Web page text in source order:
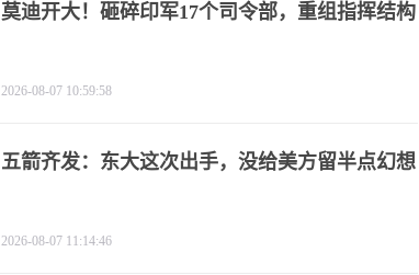
莫迪开大！砸碎印军17个司令部，重组指挥结构
2026-08-07 10:59:58
五箭齐发：东大这次出手，没给美方留半点幻想
2026-08-07 11:14:46